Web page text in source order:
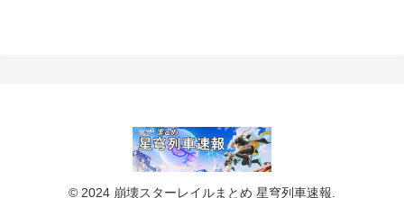
© 2024 崩壊スターレイルまとめ 星穹列車速報.